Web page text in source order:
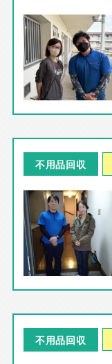
不用品回収
不用品回収